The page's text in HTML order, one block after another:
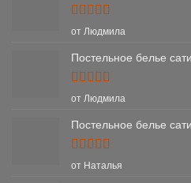
Оценка5
от Людмила
Постельное белье
Оценка5
от Людмила
Постельное белье
Оценка5
от Наталья